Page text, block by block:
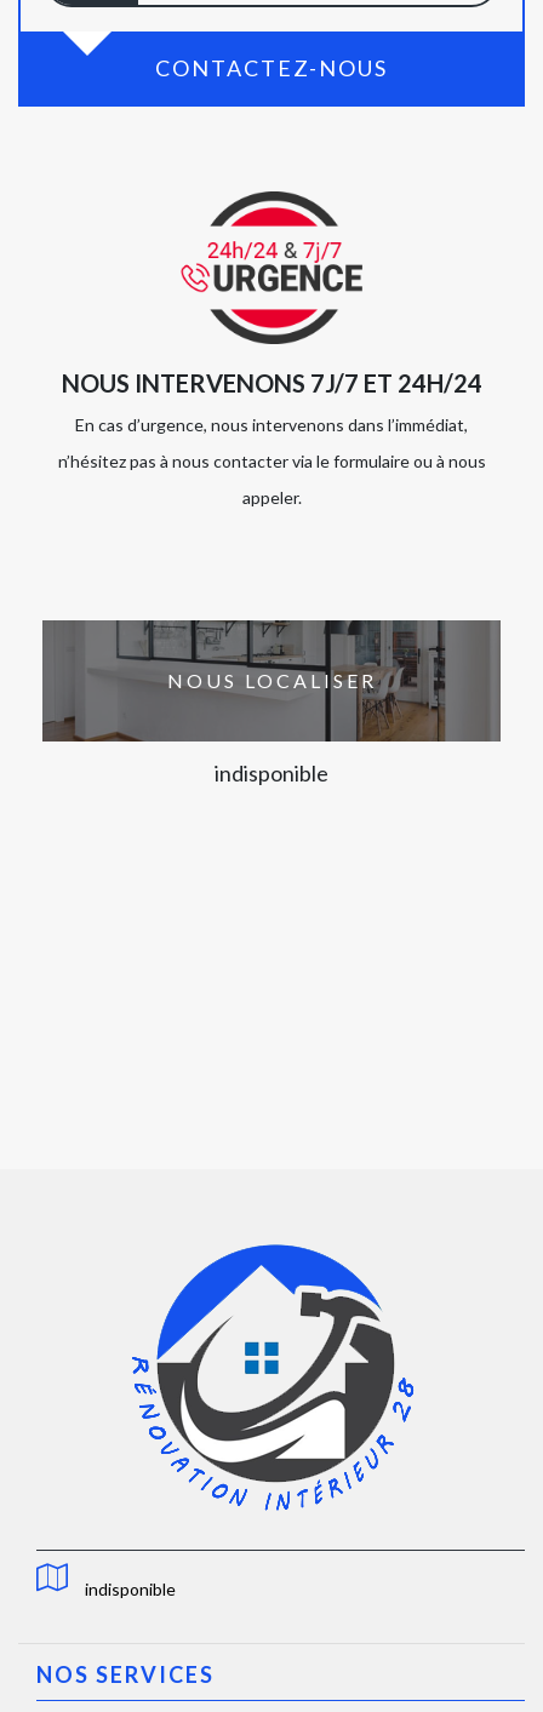
CONTACTEZ-NOUS
NOUS INTERVENONS 7J/7 ET 24H/24
En cas d’urgence, nous intervenons dans l’immédiat,
n’hésitez pas à nous contacter via le formulaire ou à nous
appeler.
NOUS LOCALISER
indisponible
indisponible
NOS SERVICES